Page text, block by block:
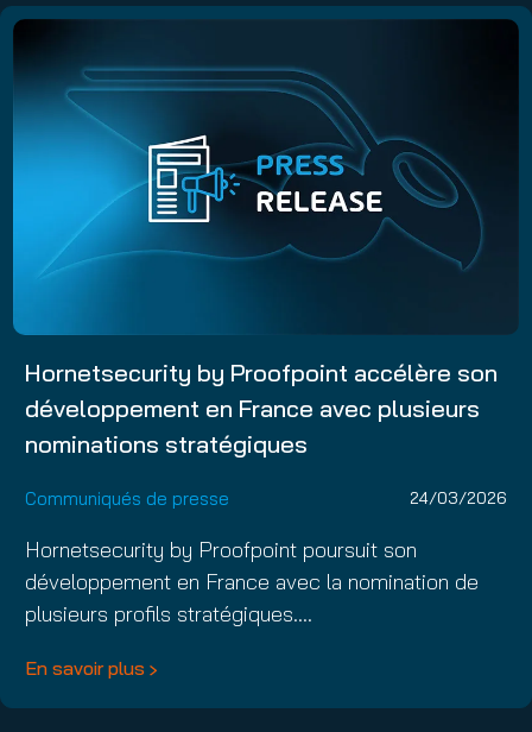
Hornetsecurity by Proofpoint accélère son
développement en France avec plusieurs
nominations stratégiques
Communiqués de presse 24/03/2026
Hornetsecurity by Proofpoint poursuit son
développement en France avec la nomination de
plusieurs profils stratégiques.…
En savoir plus